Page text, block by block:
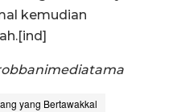
kemudian
yang Bertawakkal